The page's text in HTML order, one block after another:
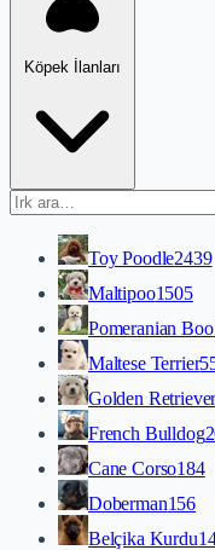
Köpek İlanları
Toy Poodle2439
Maltipoo1505
Pomeranian Boo
Maltese Terrier
Golden
French Bulldog
Cane Corso184
Doberman156
Belçika Kurdu